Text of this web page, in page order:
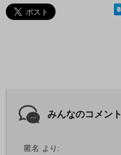
みんなのコメント
匿名 より: